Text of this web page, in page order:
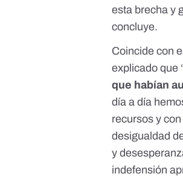
esta brecha y
concluye.
Coincide con
explicado que
que habían
día a día
recursos y
desigualdad
y
indefensión